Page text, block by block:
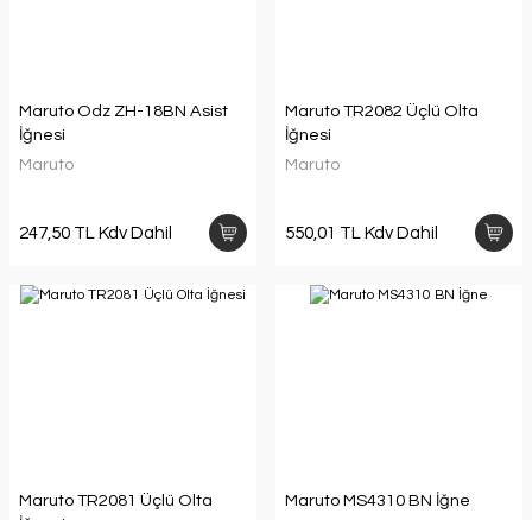
Maruto Odz ZH-18BN Asist
İğnesi
Maruto
247,50 TL Kdv Dahil
Maruto TR2082 Üçlü Olta
İğnesi
Maruto
550,01 TL Kdv Dahil
Maruto TR2081 Üçlü Olta
Maruto MS4310 BN İğne